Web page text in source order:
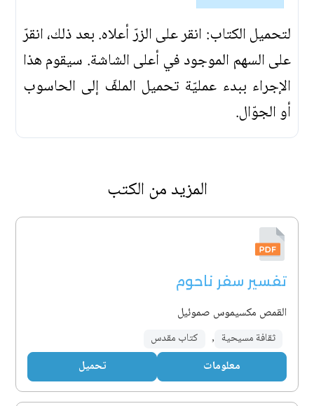
لتحميل الكتاب: انقر على الزرّ أعلاه. بعد ذلك، انقرّ
على السهم الموجود في أعلى الشاشة. سيقوم هذا
الإجراء ببدء عمليّة تحميل الملفّ إلى الحاسوب
أو الجوّال.
المزيد من الكتب
تفسير سفر ناحوم
القمص مكسيموس صموئيل
ثقافة مسيحية , كتاب مقدس
معلومات تحميل